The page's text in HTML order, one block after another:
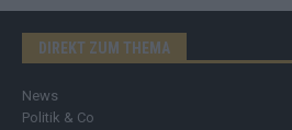
DIREKT ZUM THEMA
News
Politik & Co